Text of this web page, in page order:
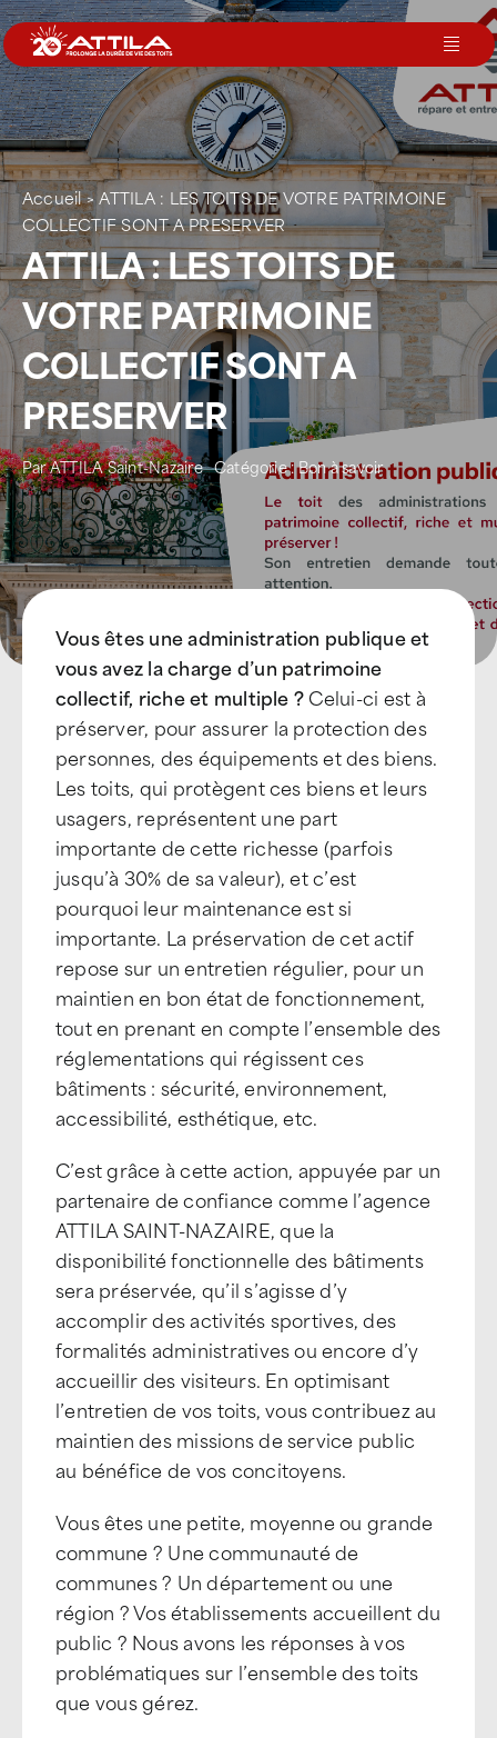
Passer
au
contenu
Le groupe
Nos services
Nos agences
Votre toit
Rejoignez-nous
Devenir Franchisé
Accueil>ATTILA : LES TOITS DE VOTRE PATRIMOINE
COLLECTIF SONT A PRESERVER
ATTILA : LES TOITS DE
VOTRE PATRIMOINE
COLLECTIF SONT A
PRESERVER
ParATTILA Saint-Nazaire Catégorie :Bon à savoir
Vous êtes une administration publique et
vous avez la charge d’un patrimoine
collectif, riche et multiple ?Celui-ci est à
préserver, pour assurer la protection des
personnes, des équipements et des biens.
Les toits, qui protègent ces biens et leurs
usagers, représentent une part
importante de cette richesse (parfois
jusqu’à 30% de sa valeur), et c’est
pourquoi leur maintenance est si
importante. La préservation de cet actif
repose sur un entretien régulier, pour un
maintien en bon état de fonctionnement,
tout en prenant en compte l’ensemble des
réglementations qui régissent ces
bâtiments : sécurité, environnement,
accessibilité, esthétique, etc.
C’est grâce à cette action, appuyée par un
partenaire de confiance comme l’agence
ATTILA SAINT-NAZAIRE, que la
disponibilité fonctionnelle des bâtiments
sera préservée, qu’il s’agisse d’y
accomplir des activités sportives, des
formalités administratives ou encore d’y
accueillir des visiteurs. En optimisant
l’entretien de vos toits, vous contribuez au
maintien des missions de service public
au bénéfice de vos concitoyens.
Vous êtes une petite, moyenne ou grande
commune ? Une communauté de
communes ? Un département ou une
région ? Vos établissements accueillent du
public ? Nous avons les réponses à vos
problématiques sur l’ensemble des toits
que vous gérez.